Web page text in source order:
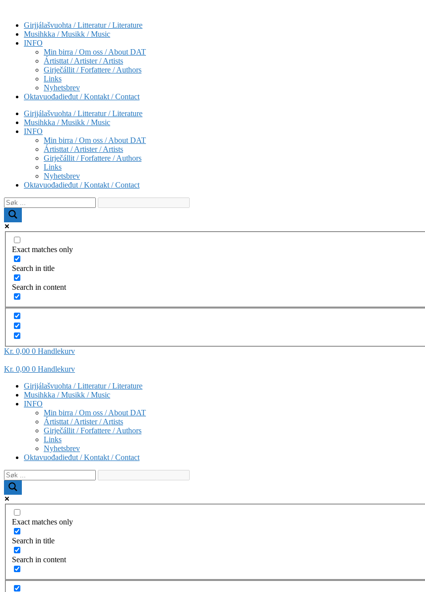
contentGirjjálašvuohta / Litteratur / Literature
Musihkka / Musikk / Music
INFO
Min birra / Om oss / About DAT
Ártisttat / Artister / Artists
Girječállit / Forfattere / Authors
Links
Nyhetsbrev
Oktavuođadieđut / Kontakt / Contact
Girjjálašvuohta / Litteratur / Literature
Musihkka / Musikk / Music
INFO
Min birra / Om oss / About DAT
Ártisttat / Artister / Artists
Girječállit / Forfattere / Authors
Links
Nyhetsbrev
Oktavuođadieđut / Kontakt / Contact
Exact matches only
Search in title
Search in content
Kr 0,00 0 Handlekurv
Kr 0,00 0 Handlekurv
Girjjálašvuohta / Litteratur / Literature
Musihkka / Musikk / Music
INFO
Min birra / Om oss / About DAT
Ártisttat / Artister / Artists
Girječállit / Forfattere / Authors
Links
Nyhetsbrev
Oktavuođadieđut / Kontakt / Contact
Exact matches only
Search in title
Search in content